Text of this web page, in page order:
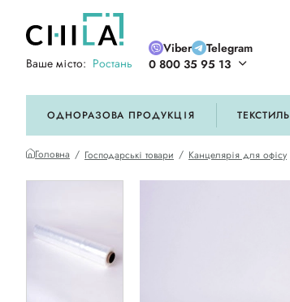
Ваше місто: Ростань
Viber
Telegram
0 800 35 95 13
ОДНОРАЗОВА ПРОДУКЦІЯ ТЕКСТИЛЬ
Головна Господарські товари Канцелярія для офісу